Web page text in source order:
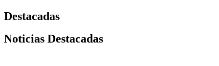
Destacadas
Noticias Destacadas